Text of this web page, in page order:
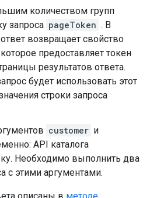
количеством групп
запроса pageToken . В
возвращает свойство
предоставляет токен
результатов ответа.
будет использовать этот
строки запроса
customer и
API каталога
Необходимо выполнить два
с этими аргументами.